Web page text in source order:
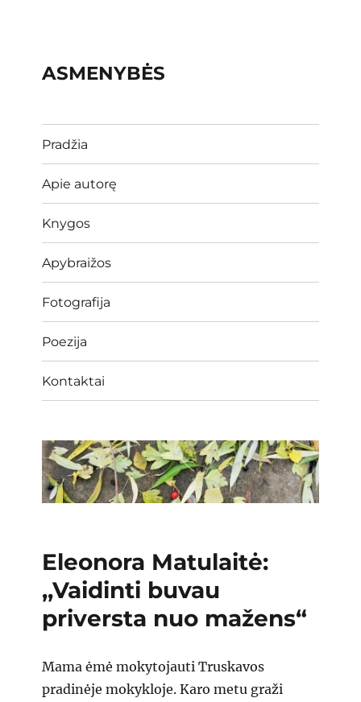
ASMENYBĖS
Pradžia
Apie autorę
Knygos
Apybraižos
Fotografija
Poezija
Kontaktai
Eleonora Matulaitė:
,,Vaidinti buvau
priversta nuo mažens“
Mama ėmė mokytojauti Truskavos
pradinėje mokykloje. Karo metu graži